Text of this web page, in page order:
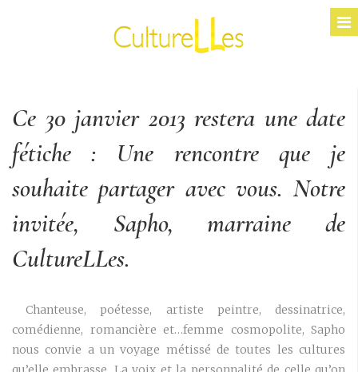
Ce 30 janvier 2013 restera une date
fétiche : Une rencontre que je
souhaite partager avec vous. Notre
invitée, Sapho, marraine de
CultureLLes.
Chanteuse, poétesse, artiste peintre, dessinatrice,
comédienne, romancière et…femme cosmopolite, Sapho
nous convie a un voyage métissé de toutes les cultures